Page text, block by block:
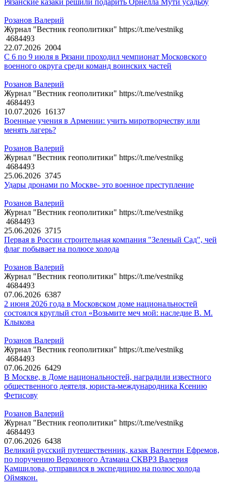
Рязанские казаки решили подарить Орнелла Мути усадьбу
Розанов Валерий
Журнал "Вестник геополитики" https://t.me/vestnikg
4684493
22.07.2026 2004
С 6 по 9 июля в Рязани проходил чемпионат Московского
военного округа среди команд воинских частей
Розанов Валерий
Журнал "Вестник геополитики" https://t.me/vestnikg
4684493
10.07.2026 16137
Военные учения в Армении: учить миротворчеству или
менять лагерь?
Розанов Валерий
Журнал "Вестник геополитики" https://t.me/vestnikg
4684493
25.06.2026 3745
Удары дронами по Москве- это военное преступление
Розанов Валерий
Журнал "Вестник геополитики" https://t.me/vestnikg
4684493
25.06.2026 3715
Первая в России строительная компания "Зеленый Сад", чей
флаг побывает на полюсе холода
Розанов Валерий
Журнал "Вестник геополитики" https://t.me/vestnikg
4684493
07.06.2026 6387
2 июня 2026 года в Московском доме национальностей
состоялся круглый стол «Возьмите меч мой: наследие В. М.
Клыкова
Розанов Валерий
Журнал "Вестник геополитики" https://t.me/vestnikg
4684493
07.06.2026 6429
В Москве, в Доме национальностей, наградили известного
общественного деятеля, юриста-международника Ксению
Фетисову
Розанов Валерий
Журнал "Вестник геополитики" https://t.me/vestnikg
4684493
07.06.2026 6438
Великий русский путешественник, казак Валентин Ефремов,
по поручению Верховного Атамана СКВРЗ Валерия
Камшилова, отправился в экспедицию на полюс холода
Оймякон.